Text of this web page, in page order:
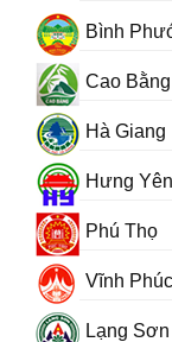
Bình
Cao Bằng
Hà Giang
Hưng Yên
Phú Thọ
Vĩnh Phúc
Lạng Sơn